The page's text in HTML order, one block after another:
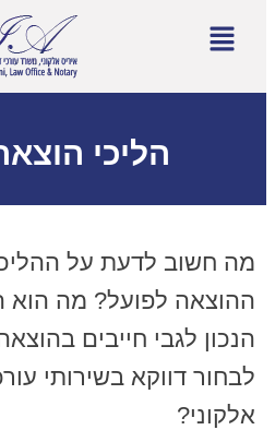
הליכי
מה חשוב לדעת על
ההוצאה לפועל? מה הוא
הנכון לגבי חייבים
לבחור דווקא בשירותי
אלקוני?